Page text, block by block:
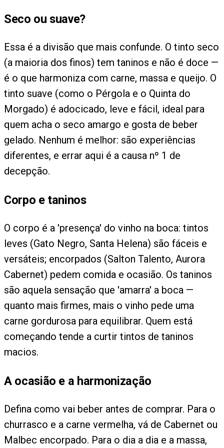
Seco ou suave?
Essa é a divisão que mais confunde. O tinto seco
(a maioria dos finos) tem taninos e não é doce —
é o que harmoniza com carne, massa e queijo. O
tinto suave (como o Pérgola e o Quinta do
Morgado) é adocicado, leve e fácil, ideal para
quem acha o seco amargo e gosta de beber
gelado. Nenhum é melhor: são experiências
diferentes, e errar aqui é a causa nº 1 de
decepção.
Corpo e taninos
O corpo é a 'presença' do vinho na boca: tintos
leves (Gato Negro, Santa Helena) são fáceis e
versáteis; encorpados (Salton Talento, Aurora
Cabernet) pedem comida e ocasião. Os taninos
são aquela sensação que 'amarra' a boca —
quanto mais firmes, mais o vinho pede uma
carne gordurosa para equilibrar. Quem está
começando tende a curtir tintos de taninos
macios.
A ocasião e a harmonização
Defina como vai beber antes de comprar. Para o
churrasco e a carne vermelha, vá de Cabernet ou
Malbec encorpado. Para o dia a dia e a massa,